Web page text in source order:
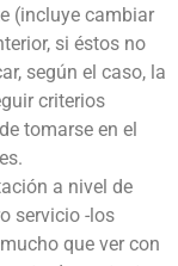
(incluye cambiar
si éstos no
según el caso, la
criterios
tomarse en el
a nivel de
servicio -los
que ver con